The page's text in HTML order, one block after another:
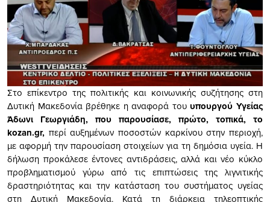
Στο επίκεντρο της πολιτικής και κοινωνικής συζήτησης στη
Δυτική Μακεδονία βρέθηκε η αναφορά του υπουργού Υγείας
Άδωνι Γεωργιάδη, που παρουσίασε, πρώτο, τοπικά, το
kozan.gr, περί αυξημένων ποσοστών καρκίνου στην περιοχή,
με αφορμή την παρουσίαση στοιχείων για τη δημόσια υγεία. Η
δήλωση προκάλεσε έντονες αντιδράσεις, αλλά και νέο κύκλο
προβληματισμού γύρω από τις επιπτώσεις της λιγνιτικής
δραστηριότητας και την κατάσταση του συστήματος υγείας
στη Δυτική Μακεδονία. Κατά τη διάρκεια τηλεοπτικής